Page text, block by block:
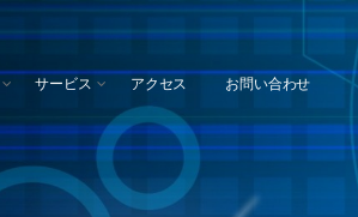
サービス アクセス お問い合わせ